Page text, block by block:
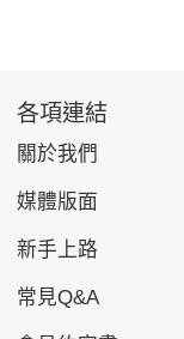
各項連結
關於我們
媒體版面
新手上路
常見Q&A